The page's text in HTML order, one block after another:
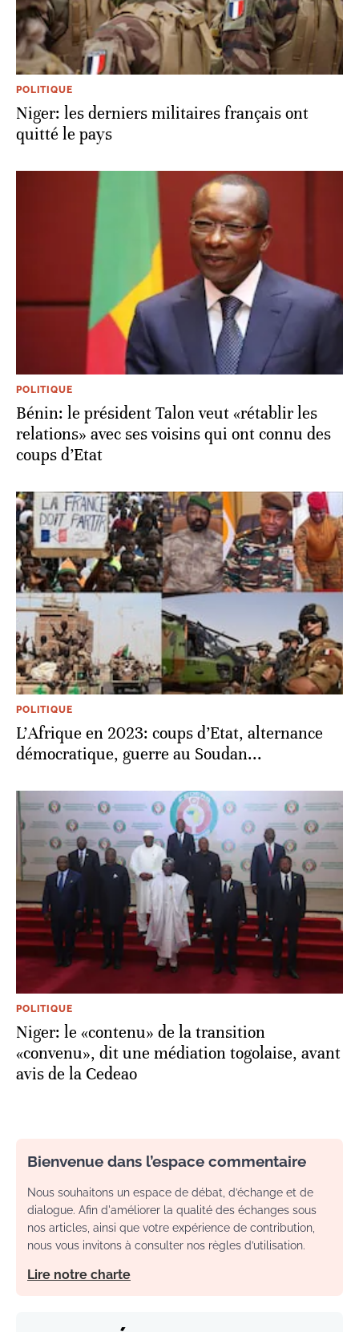
POLITIQUE
Niger: les derniers militaires français ont
quitté le pays
POLITIQUE
Bénin: le président Talon veut «rétablir les
relations» avec ses voisins qui ont connu des
coups d’Etat
POLITIQUE
L’Afrique en 2023: coups d’Etat, alternance
démocratique, guerre au Soudan...
POLITIQUE
Niger: le «contenu» de la transition
«convenu», dit une médiation togolaise, avant
avis de la Cedeao
Bienvenue dans l’espace commentaire
Nous souhaitons un espace de débat, d’échange et de
dialogue. Afin d'améliorer la qualité des échanges sous
nos articles, ainsi que votre expérience de contribution,
nous vous invitons à consulter nos règles d’utilisation.
Lire notre charte